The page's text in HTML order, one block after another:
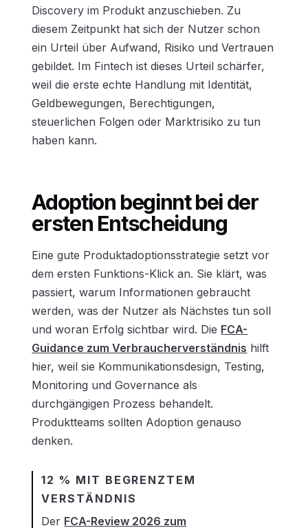
Discovery im Produkt anzuschieben. Zu
diesem Zeitpunkt hat sich der Nutzer schon
ein Urteil über Aufwand, Risiko und Vertrauen
gebildet. Im Fintech ist dieses Urteil schärfer,
weil die erste echte Handlung mit Identität,
Geldbewegungen, Berechtigungen,
steuerlichen Folgen oder Marktrisiko zu tun
haben kann.
Adoption beginnt bei der
ersten Entscheidung
Eine gute Produktadoptionsstrategie setzt vor
dem ersten Funktions-Klick an. Sie klärt, was
passiert, warum Informationen gebraucht
werden, was der Nutzer als Nächstes tun soll
und woran Erfolg sichtbar wird. Die FCA-
Guidance zum Verbraucherverständnis hilft
hier, weil sie Kommunikationsdesign, Testing,
Monitoring und Governance als
durchgängigen Prozess behandelt.
Produktteams sollten Adoption genauso
denken.
12 % MIT BEGRENZTEM
VERSTÄNDNIS
Der FCA-Review 2026 zum